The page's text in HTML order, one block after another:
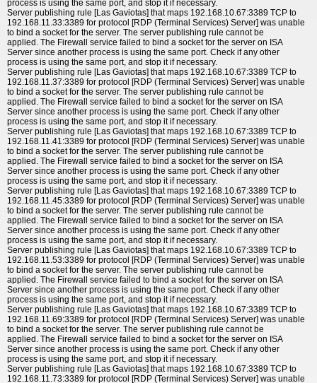
process is using the same port, and stop it if necessary.
Server publishing rule [Las Gaviotas] that maps 192.168.10.67:3389 TCP to
192.168.11.33:3389 for protocol [RDP (Terminal Services) Server] was unable
to bind a socket for the server. The server publishing rule cannot be
applied. The Firewall service failed to bind a socket for the server on ISA
Server since another process is using the same port. Check if any other
process is using the same port, and stop it if necessary.
Server publishing rule [Las Gaviotas] that maps 192.168.10.67:3389 TCP to
192.168.11.37:3389 for protocol [RDP (Terminal Services) Server] was unable
to bind a socket for the server. The server publishing rule cannot be
applied. The Firewall service failed to bind a socket for the server on ISA
Server since another process is using the same port. Check if any other
process is using the same port, and stop it if necessary.
Server publishing rule [Las Gaviotas] that maps 192.168.10.67:3389 TCP to
192.168.11.41:3389 for protocol [RDP (Terminal Services) Server] was unable
to bind a socket for the server. The server publishing rule cannot be
applied. The Firewall service failed to bind a socket for the server on ISA
Server since another process is using the same port. Check if any other
process is using the same port, and stop it if necessary.
Server publishing rule [Las Gaviotas] that maps 192.168.10.67:3389 TCP to
192.168.11.45:3389 for protocol [RDP (Terminal Services) Server] was unable
to bind a socket for the server. The server publishing rule cannot be
applied. The Firewall service failed to bind a socket for the server on ISA
Server since another process is using the same port. Check if any other
process is using the same port, and stop it if necessary.
Server publishing rule [Las Gaviotas] that maps 192.168.10.67:3389 TCP to
192.168.11.53:3389 for protocol [RDP (Terminal Services) Server] was unable
to bind a socket for the server. The server publishing rule cannot be
applied. The Firewall service failed to bind a socket for the server on ISA
Server since another process is using the same port. Check if any other
process is using the same port, and stop it if necessary.
Server publishing rule [Las Gaviotas] that maps 192.168.10.67:3389 TCP to
192.168.11.69:3389 for protocol [RDP (Terminal Services) Server] was unable
to bind a socket for the server. The server publishing rule cannot be
applied. The Firewall service failed to bind a socket for the server on ISA
Server since another process is using the same port. Check if any other
process is using the same port, and stop it if necessary.
Server publishing rule [Las Gaviotas] that maps 192.168.10.67:3389 TCP to
192.168.11.73:3389 for protocol [RDP (Terminal Services) Server] was unable